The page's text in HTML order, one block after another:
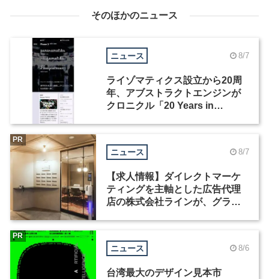
そのほかのニュース
ニュース 8/7
ライゾマティクス設立から20周
年、アブストラクトエンジンが
クロニクル「20 Years in
ニュース 8/7
【求人情報】ダイレクトマーケ
ティングを主軸とした広告代理
店の株式会社ラインが、グラフ
PR
ニュース 8/6
台湾最大のデザイン見本市
PR